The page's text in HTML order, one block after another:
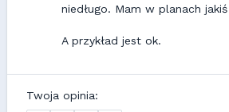
niedługo. Mam w planach
A przykład jest ok.
Twoja opinia: